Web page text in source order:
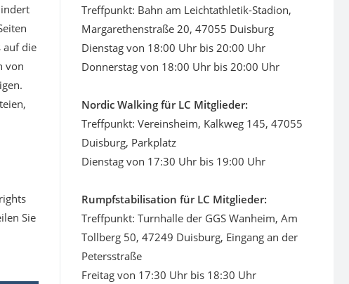
auf die
von
Sie
Treffpunkt: Bahn am Leichtathletik-Stadion,
Margarethenstraße 20, 47055 Duisburg
Dienstag von 18:00 Uhr bis 20:00 Uhr
Donnerstag von 18:00 Uhr bis 20:00 Uhr
Nordic Walking für LC Mitglieder:
Treffpunkt: Vereinsheim, Kalkweg 145, 47055
Duisburg, Parkplatz
Dienstag von 17:30 Uhr bis 19:00 Uhr
Rumpfstabilisation für LC Mitglieder:
Treffpunkt: Turnhalle der GGS Wanheim, Am
Tollberg 50, 47249 Duisburg, Eingang an der
Petersstraße
Freitag von 17:30 Uhr bis 18:30 Uhr